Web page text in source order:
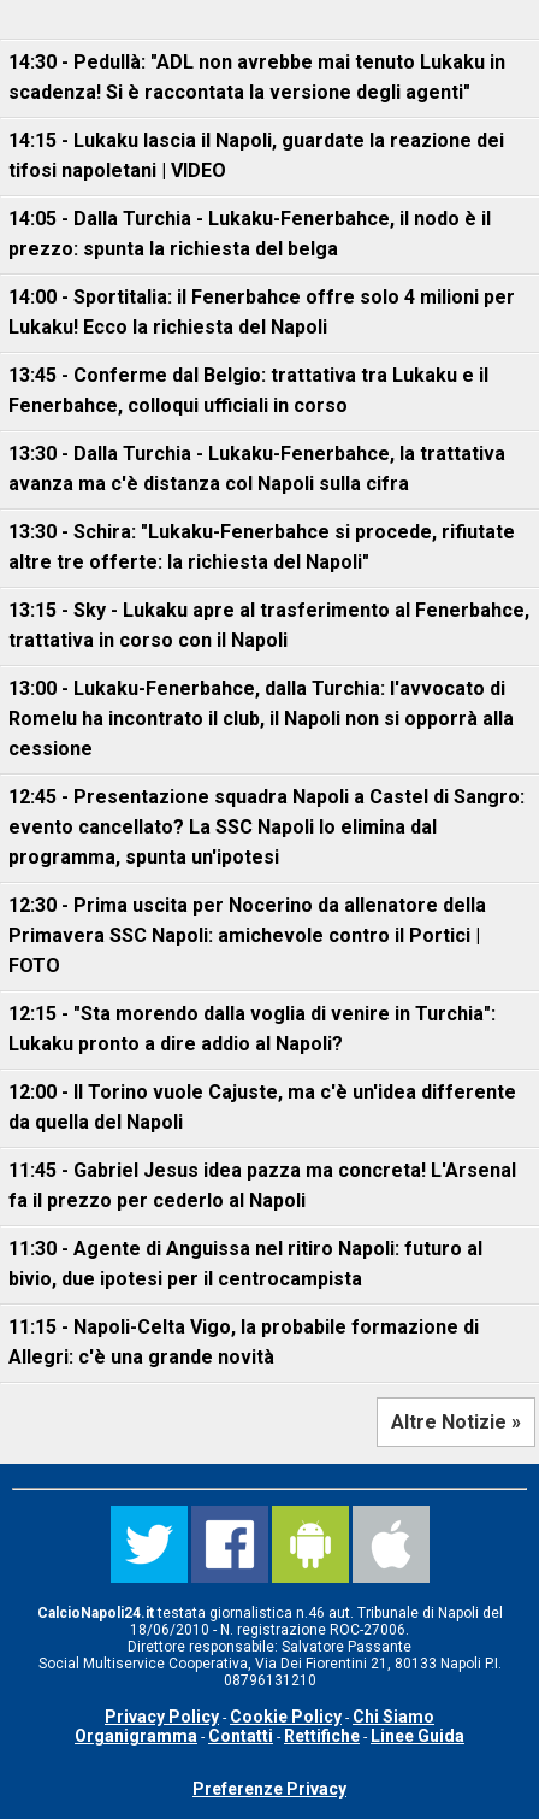
14:30 - Pedullà: "ADL non avrebbe mai tenuto Lukaku in
scadenza! Si è raccontata la versione degli agenti"
14:15 - Lukaku lascia il Napoli, guardate la reazione dei
tifosi napoletani | VIDEO
14:05 - Dalla Turchia - Lukaku-Fenerbahce, il nodo è il
prezzo: spunta la richiesta del belga
14:00 - Sportitalia: il Fenerbahce offre solo 4 milioni per
Lukaku! Ecco la richiesta del Napoli
13:45 - Conferme dal Belgio: trattativa tra Lukaku e il
Fenerbahce, colloqui ufficiali in corso
13:30 - Dalla Turchia - Lukaku-Fenerbahce, la trattativa
avanza ma c'è distanza col Napoli sulla cifra
13:30 - Schira: "Lukaku-Fenerbahce si procede, rifiutate
altre tre offerte: la richiesta del Napoli"
13:15 - Sky - Lukaku apre al trasferimento al Fenerbahce,
trattativa in corso con il Napoli
13:00 - Lukaku-Fenerbahce, dalla Turchia: l'avvocato di
Romelu ha incontrato il club, il Napoli non si opporrà alla
cessione
12:45 - Presentazione squadra Napoli a Castel di Sangro:
evento cancellato? La SSC Napoli lo elimina dal
programma, spunta un'ipotesi
12:30 - Prima uscita per Nocerino da allenatore della
Primavera SSC Napoli: amichevole contro il Portici |
FOTO
12:15 - "Sta morendo dalla voglia di venire in Turchia":
Lukaku pronto a dire addio al Napoli?
12:00 - Il Torino vuole Cajuste, ma c'è un'idea differente
da quella del Napoli
11:45 - Gabriel Jesus idea pazza ma concreta! L'Arsenal
fa il prezzo per cederlo al Napoli
11:30 - Agente di Anguissa nel ritiro Napoli: futuro al
bivio, due ipotesi per il centrocampista
11:15 - Napoli-Celta Vigo, la probabile formazione di
Allegri: c'è una grande novità
Altre Notizie »
CalcioNapoli24.ittestata giornalistica n.46 aut. Tribunale di Napoli del
18/06/2010 - N. registrazione ROC-27006.
Direttore responsabile: Salvatore Passante
Social Multiservice Cooperativa, Via Dei Fiorentini 21, 80133 Napoli P.I.
08796131210
Privacy Policy - Cookie Policy - Chi Siamo
Organigramma - Contatti - Rettifiche - Linee Guida
Preferenze Privacy